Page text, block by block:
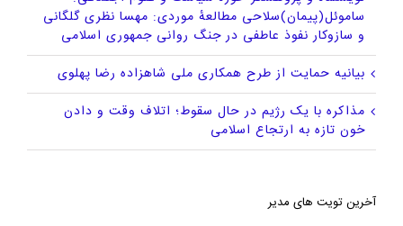
ساموئل(پیمان)سلاحی مطالعهٔ موردی: مهسا نظری گلگانی
و سازوکار نفوذ عاطفی در جنگ روانی جمهوری اسلامی
بیانیه حمایت از طرح همکاری ملی شاهزاده رضا پهلوی
مذاکره با یک رژیم در حال سقوط؛ اتلاف وقت و دادن
خون تازه به ارتجاع اسلامی
آخرین تویت های مدیر